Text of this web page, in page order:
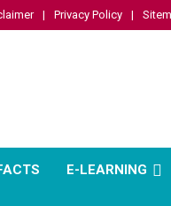
Privacy Policy
E-LEARNING